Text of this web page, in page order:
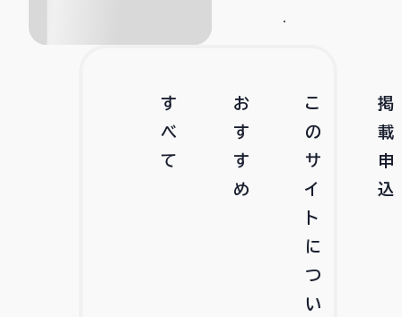
す
べ
て
お
す
す
め
こ
の
サ
イ
ト
に
つ
い
掲
載
申
込